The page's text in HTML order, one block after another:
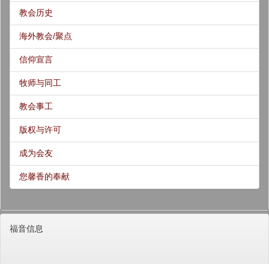
教会历史
海外教会/聚点
信仰宣言
牧师与同工
教会事工
版权与许可
成为会友
您馨香的奉献
福音信息